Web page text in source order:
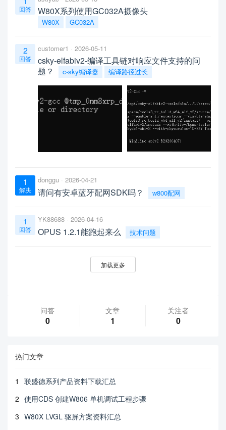
回答 W80X系列使用GC032A摄像头
W80X GC032A
2
回答
customer1 2026-05-11
csky-elfabiv2-编译工具链对响应文件支持的问
题？
c-sky编译器 编译路径过长
1
解决
donggu 2026-04-21
请问有安卓蓝牙配网SDK吗？ w800配网
1
回答
YK88688 2026-04-16
OPUS 1.2.1能跑起来么 技术问题
加载更多
问答
0
文章
1
关注者
0
热门文章
1
联盛德系列产品资料下载汇总
2 使用CDS 创建W806 单机调试工程步骤
3 W80X LVGL 驱屏方案资料汇总